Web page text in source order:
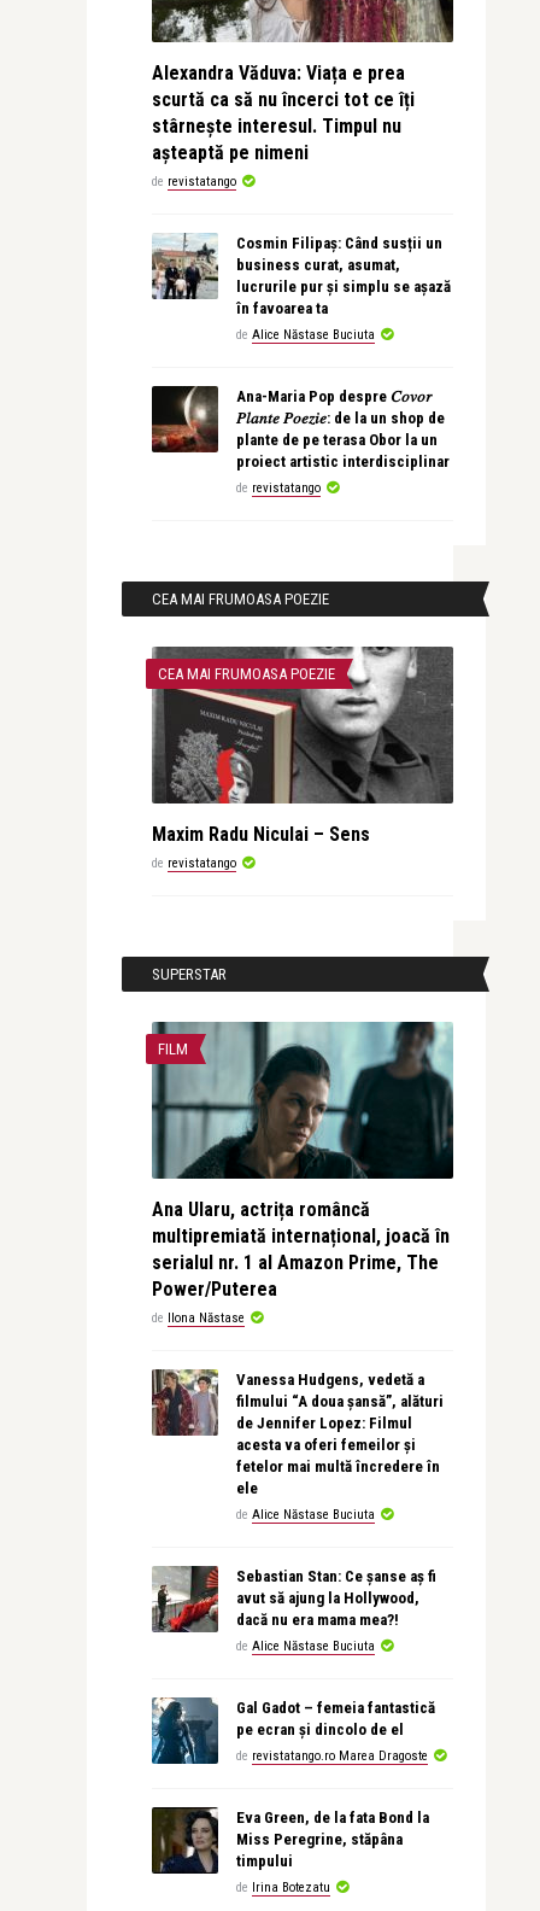
Alexandra Văduva: Viața e prea
scurtă ca să nu încerci tot ce îți
stârnește interesul. Timpul nu
așteaptă pe nimeni
de revistatango
Cosmin Filipaș: Când susții un
business curat, asumat,
lucrurile pur și simplu se așază
în favoarea ta
de Alice Năstase Buciuta
Ana-Maria Pop despre 𝐶𝑜𝑣𝑜𝑟
𝑃𝑙𝑎𝑛𝑡𝑒 𝑃𝑜𝑒𝑧𝑖𝑒: de la un shop de
plante de pe terasa Obor la un
proiect artistic interdisciplinar
de revistatango
CEA MAI FRUMOASA POEZIE
CEA MAI FRUMOASA POEZIE
Maxim Radu Niculai – Sens
de revistatango
SUPERSTAR
FILM
Ana Ularu, actrița româncă
multipremiată internațional, joacă în
serialul nr. 1 al Amazon Prime, The
Power/Puterea
de Ilona Năstase
Vanessa Hudgens, vedetă a
filmului “A doua șansă”, alături
de Jennifer Lopez: Filmul
acesta va oferi femeilor și
fetelor mai multă încredere în
ele
de Alice Năstase Buciuta
Sebastian Stan: Ce șanse aș fi
avut să ajung la Hollywood,
dacă nu era mama mea?!
de Alice Năstase Buciuta
Gal Gadot – femeia fantastică
pe ecran și dincolo de el
de revistatango.ro Marea Dragoste
Eva Green, de la fata Bond la
Miss Peregrine, stăpâna
timpului
de Irina Botezatu